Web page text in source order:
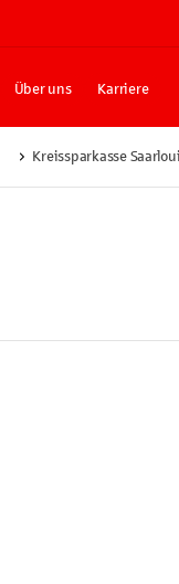
Über uns Karriere
Kreissparkasse